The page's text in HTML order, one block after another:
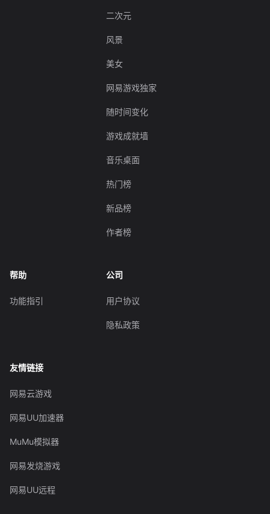
二次元
风景
美女
网易游戏独家
随时间变化
游戏成就墙
音乐桌面
热门榜
新品榜
作者榜
帮助
功能指引
公司
用户协议
隐私政策
友情链接
网易云游戏
网易UU加速器
MuMu模拟器
网易发烧游戏
网易UU远程